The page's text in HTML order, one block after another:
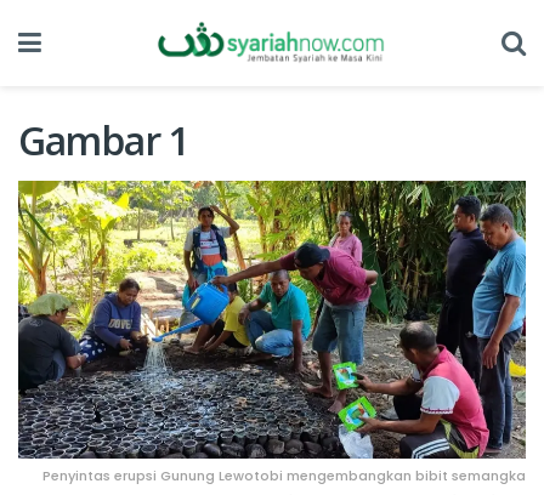
Gambar 1
Penyintas erupsi Gunung Lewotobi mengembangkan bibit semangka